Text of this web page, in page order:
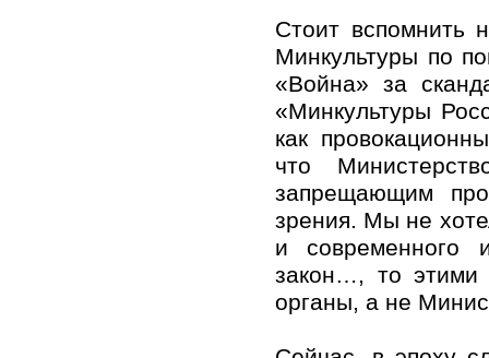
Стоит вспомнить
Минкультуры по
«Война» за
«Минкультуры
как
что
запрещающим
зрения. Мы не
и современного
закон…, то этими
органы, а не